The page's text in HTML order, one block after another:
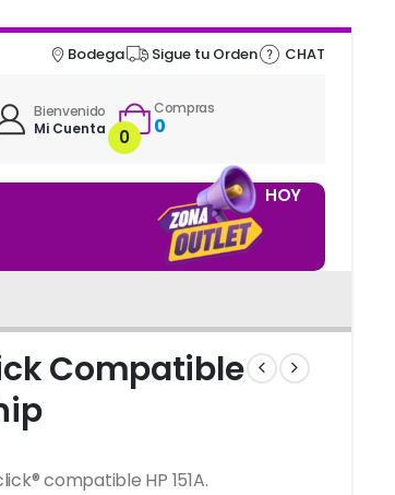
Bodega Sigue tu Orden CHAT
Bienvenido
Mi Cuenta
0
Compras
0
HOY
Compatible
compatible HP 151A.